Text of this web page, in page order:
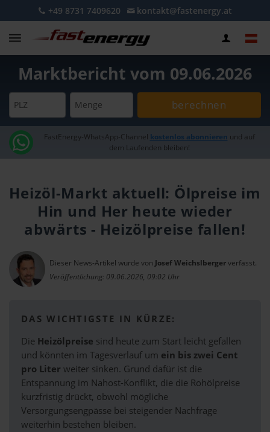
+49 8731 7409620 kontakt@fastenergy.at
Marktbericht vom 09.06.2026
PLZ Menge berechnen
FastEnergy-WhatsApp-Channel kostenlos abonnieren und auf
dem Laufenden bleiben!
Heizöl-Markt aktuell: Ölpreise im
Hin und Her heute wieder
abwärts - Heizölpreise fallen!
Dieser News-Artikel wurde von Josef Weichslbergerverfasst.
Veröffentlichung: 09.06.2026, 09:02 Uhr
DAS WICHTIGSTE IN KÜRZE:
Die Heizölpreise sind heute zum Start leicht gefallen
und könnten im Tagesverlauf um ein bis zwei Cent
pro Liter weiter sinken. Grund dafür ist die
Entspannung im Nahost-Konflikt, die die Rohölpreise
kurzfristig drückt, obwohl mögliche
Versorgungsengpässe bei steigender Nachfrage
weiterhin bestehen bleiben.